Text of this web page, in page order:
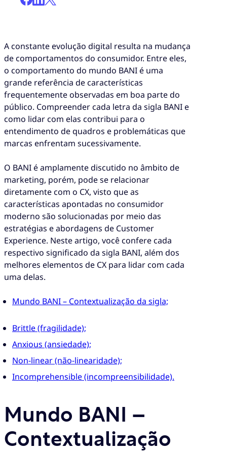
A constante evolução digital resulta na mudança
de comportamentos do consumidor. Entre eles,
o comportamento do mundo BANI é uma
grande referência de características
frequentemente observadas em boa parte do
público. Compreender cada letra da sigla BANI e
como lidar com elas contribui para o
entendimento de quadros e problemáticas que
marcas enfrentam sucessivamente.
O BANI é amplamente discutido no âmbito de
marketing, porém, pode se relacionar
diretamente com o CX, visto que as
características apontadas no consumidor
moderno são solucionadas por meio das
estratégias e abordagens de Customer
Experience. Neste artigo, você confere cada
respectivo significado da sigla BANI, além dos
melhores elementos de CX para lidar com cada
uma delas.
Mundo BANI – Contextualização da sigla;
Brittle (fragilidade);
Anxious (ansiedade);
Non-linear (não-linearidade);
Incomprehensible (incompreensibilidade).
Mundo BANI –
Contextualização